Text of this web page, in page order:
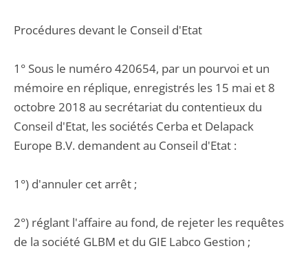
Procédures devant le Conseil d'Etat
1° Sous le numéro 420654, par un pourvoi et un
mémoire en réplique, enregistrés les 15 mai et 8
octobre 2018 au secrétariat du contentieux du
Conseil d'Etat, les sociétés Cerba et Delapack
Europe B.V. demandent au Conseil d'Etat :
1°) d'annuler cet arrêt ;
2°) réglant l'affaire au fond, de rejeter les requêtes
de la société GLBM et du GIE Labco Gestion ;